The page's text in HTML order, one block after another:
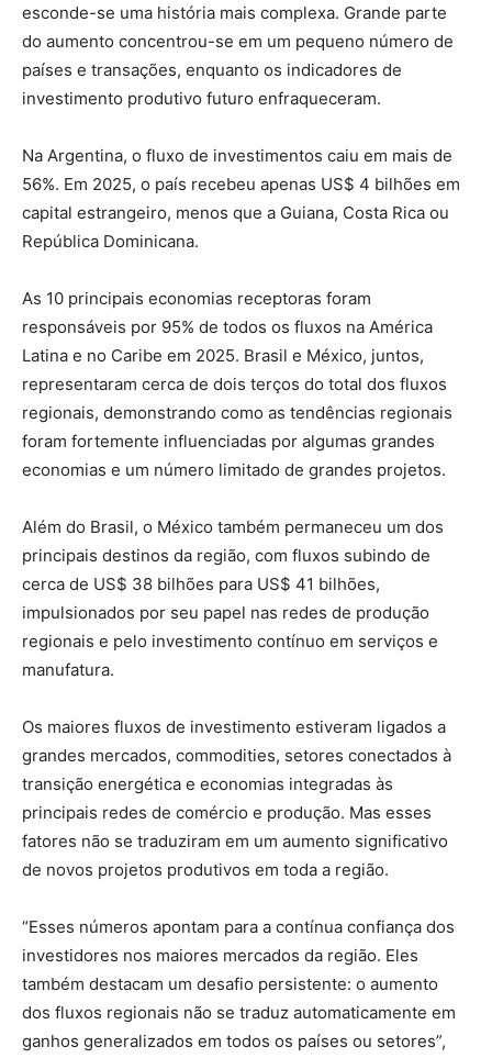
esconde-se uma história mais complexa. Grande parte
do aumento concentrou-se em um pequeno número de
países e transações, enquanto os indicadores de
investimento produtivo futuro enfraqueceram.
Na Argentina, o fluxo de investimentos caiu em mais de
56%. Em 2025, o país recebeu apenas US$ 4 bilhões em
capital estrangeiro, menos que a Guiana, Costa Rica ou
República Dominicana.
As 10 principais economias receptoras foram
responsáveis ​​por 95% de todos os fluxos na América
Latina e no Caribe em 2025. Brasil e México, juntos,
representaram cerca de dois terços do total dos fluxos
regionais, demonstrando como as tendências regionais
foram fortemente influenciadas por algumas grandes
economias e um número limitado de grandes projetos.
Além do Brasil, o México também permaneceu um dos
principais destinos da região, com fluxos subindo de
cerca de US$ 38 bilhões para US$ 41 bilhões,
impulsionados por seu papel nas redes de produção
regionais e pelo investimento contínuo em serviços e
manufatura.
Os maiores fluxos de investimento estiveram ligados a
grandes mercados, commodities, setores conectados à
transição energética e economias integradas às
principais redes de comércio e produção. Mas esses
fatores não se traduziram em um aumento significativo
de novos projetos produtivos em toda a região.
“Esses números apontam para a contínua confiança dos
investidores nos maiores mercados da região. Eles
também destacam um desafio persistente: o aumento
dos fluxos regionais não se traduz automaticamente em
ganhos generalizados em todos os países ou setores”,